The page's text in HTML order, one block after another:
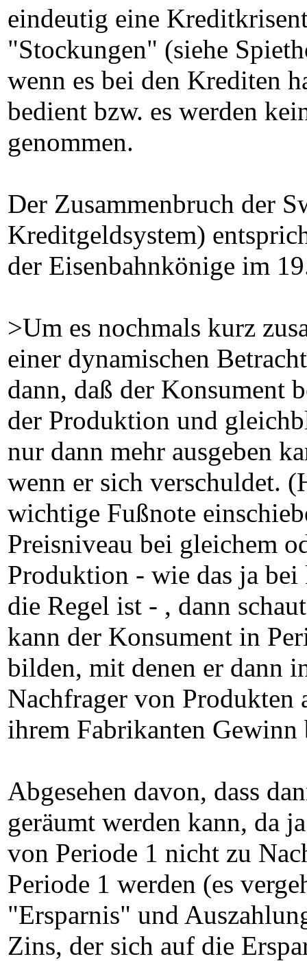
eindeutig eine
"Stockungen" (siehe
wenn es bei den Krediten
bedient bzw. es werden
genommen.
Der Zusammenbruch der
Kreditgeldsystem)
der Eisenbahnkönige im
>Um es nochmals kurz
einer dynamischen
dann, daß der Konsument
der Produktion und
nur dann mehr ausgeben
wenn er sich verschuldet.
wichtige Fußnote
Preisniveau bei gleichem
Produktion - wie das ja
die Regel ist - , dann
kann der Konsument in
bilden, mit denen er dann
Nachfrager von
ihrem Fabrikanten Gewinn
Abgesehen davon, dass
geräumt werden kann, da
von Periode 1 nicht zu
Periode 1 werden (es
"Ersparnis" und
Zins, der sich auf die